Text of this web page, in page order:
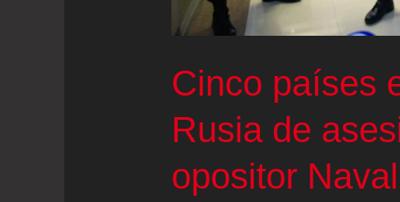
Cinco países
Rusia de
opositor